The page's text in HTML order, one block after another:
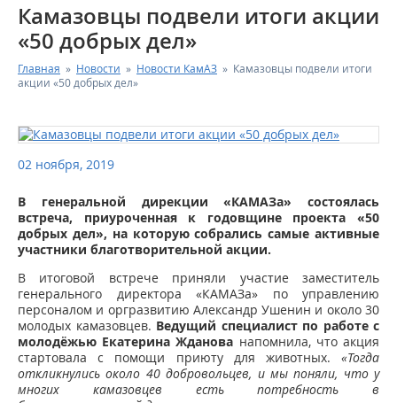
КАТАЛОГ АВТОТЕХНИКИ
ЗАПАСНЫЕ ЧАСТИ
ФИНАНСОВЫЙ СЕРВИС
ФОТОГАЛЕРЕЯ
КОНТАКТНАЯ ИНФОРМАЦИЯ
Камазовцы подвели итоги акции
«50 добрых дел»
Главная » Новости » Новости КамАЗ » Камазовцы подвели итоги
акции «50 добрых дел»
02 ноября, 2019
В генеральной дирекции «КАМАЗа» состоялась
встреча, приуроченная к годовщине проекта «50
добрых дел», на которую собрались самые активные
участники благотворительной акции.
В итоговой встрече приняли участие заместитель
генерального директора «КАМАЗа» по управлению
персоналом и оргразвитию Александр Ушенин и около 30
молодых камазовцев. Ведущий специалист по работе с
молодёжью Екатерина Жданова напомнила, что акция
стартовала с помощи приюту для животных. «Тогда
откликнулись около 40 добровольцев, и мы поняли, что у
многих камазовцев есть потребность в